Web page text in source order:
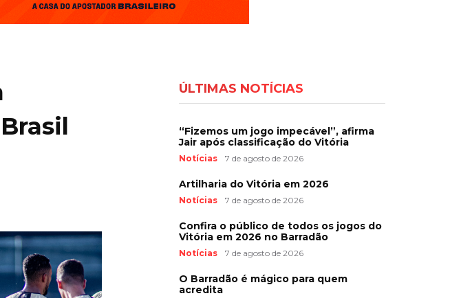
ÚLTIMAS NOTÍCIAS
“Fizemos um jogo impecável”, afirma
Jair após classificação do Vitória
Notícias 7 de agosto de 2026
Artilharia do Vitória em 2026
Notícias 7 de agosto de 2026
Confira o público de todos os jogos do
Vitória em 2026 no Barradão
Notícias 7 de agosto de 2026
O Barradão é mágico para quem
acredita